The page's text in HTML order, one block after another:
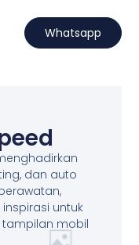
Whatsapp
dan auto
untuk
mobil